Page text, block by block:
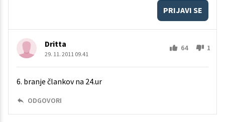
PRIJAVI SE
Dritta
29. 11. 2011 09.41
64 1
6. branje člankov na 24.ur
ODGOVORI